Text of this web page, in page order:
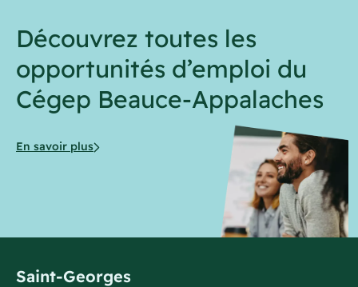
Découvrez toutes les
opportunités d’emploi du
Cégep Beauce-Appalaches
En savoir plus
Saint-Georges